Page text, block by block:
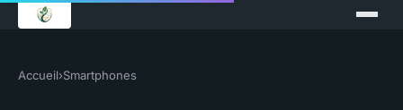
Accueil›Smartphones